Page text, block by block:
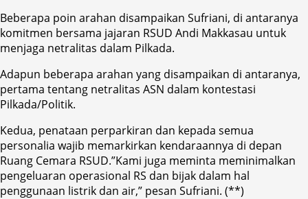
Beberapa poin arahan disampaikan Sufriani, di antaranya
komitmen bersama jajaran RSUD Andi Makkasau untuk
menjaga netralitas dalam Pilkada.
Adapun beberapa arahan yang disampaikan di antaranya,
pertama tentang netralitas ASN dalam kontestasi
Pilkada/Politik.
Kedua, penataan perparkiran dan kepada semua
personalia wajib memarkirkan kendaraannya di depan
Ruang Cemara RSUD.”Kami juga meminta meminimalkan
pengeluaran operasional RS dan bijak dalam hal
penggunaan listrik dan air,” pesan Sufriani. (**)